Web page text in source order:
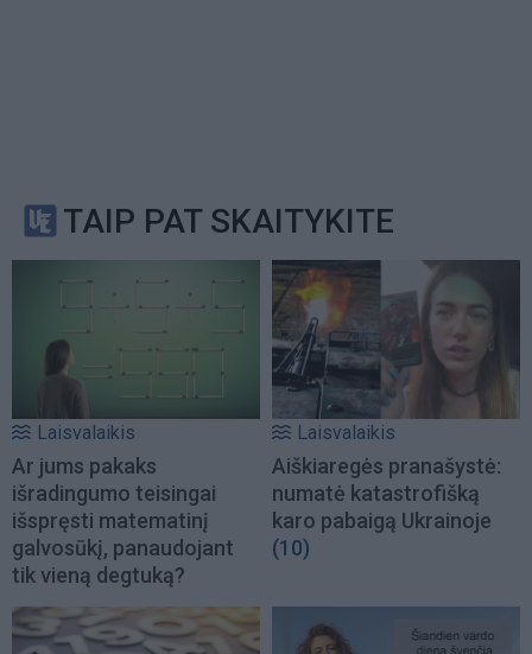
TAIP PAT SKAITYKITE
Laisvalaikis
Ar jums pakaks
išradingumo teisingai
išspręsti matematinį
galvosūkį, panaudojant
tik vieną degtuką?
Laisvalaikis
Aiškiaregės pranašystė:
numatė katastrofišką
karo pabaigą Ukrainoje
(10)